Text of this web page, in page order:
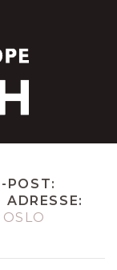
POST:
ADRESSE: